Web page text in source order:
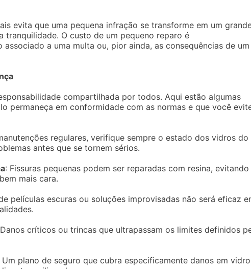
evita que uma pequena infração se transforme em um
tranquilidade. O custo de um pequeno reparo é
a uma multa ou, pior ainda, as consequências de um
compartilhada por todos. Aqui estão algumas
permaneça em conformidade com as normas e que você
regulares, verifique sempre o estado dos vidros do
antes que se tornem sérios.
: Fissuras pequenas podem ser reparadas com resina, evitando
mais cara.
películas escuras ou soluções improvisadas não será eficaz
críticos ou trincas que ultrapassam os limites definidos
Um plano de seguro que cubra especificamente danos em